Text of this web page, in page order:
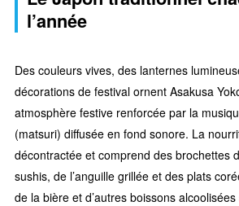
l’année
Des couleurs vives, des lanternes
décorations de festival ornent Asakusa
atmosphère festive renforcée par la
(matsuri) diffusée en fond sonore. La
décontractée et comprend des brochettes
sushis, de l’anguille grillée et des plats
de la bière et d’autres boissons